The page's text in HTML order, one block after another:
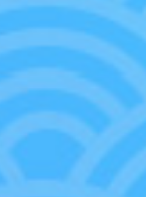
商品包含由50張卡片
可以馬上開始玩
品貼切參加的作品，非
選擇喜歡的作品的牌